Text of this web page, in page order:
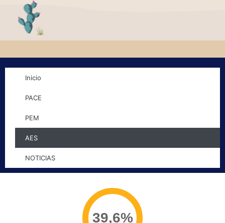
Inicio
PACE
PEM
AES
NOTICIAS
39,6%